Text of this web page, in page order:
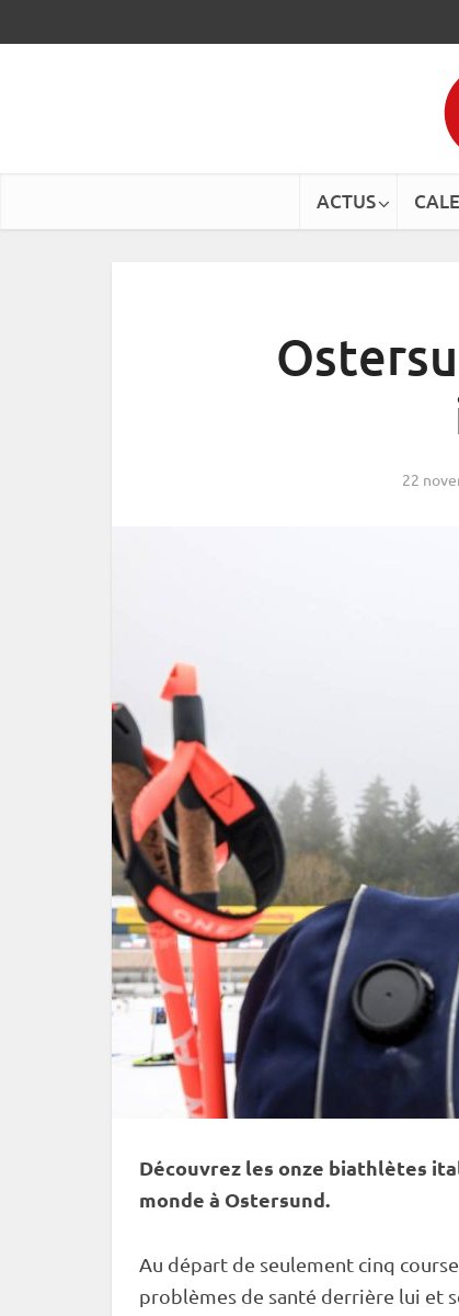
ACTUS
22
Découvrez les onze biathlètes
monde à Ostersund.
Au départ de seulement cinq
problèmes de santé derrière lui et